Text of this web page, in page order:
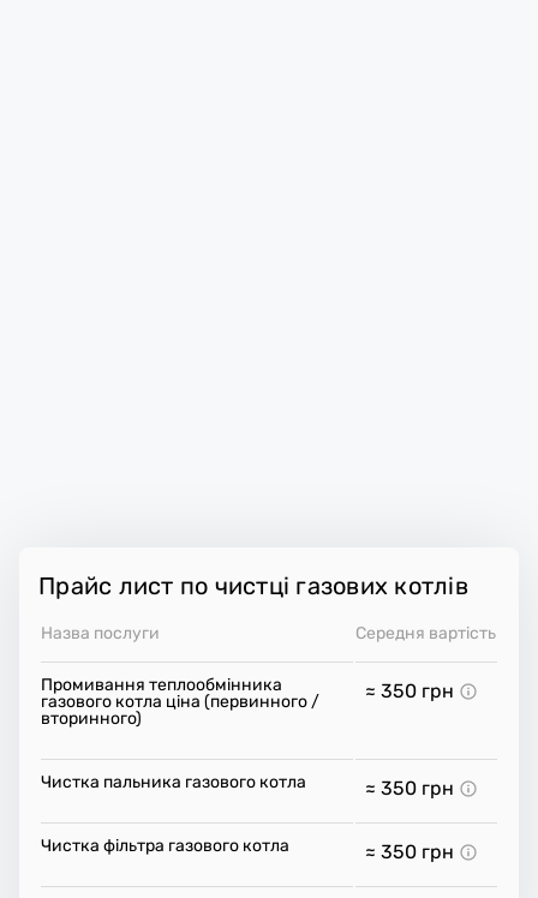
Прайс лист по чистці газових котлів
Назва послуги Середня вартість
Промивання теплообмінника
газового котла ціна (первинного /
вторинного)
≈ 350 грн
Чистка пальника газового котла ≈ 350 грн
Чистка фільтра газового котла ≈ 350 грн